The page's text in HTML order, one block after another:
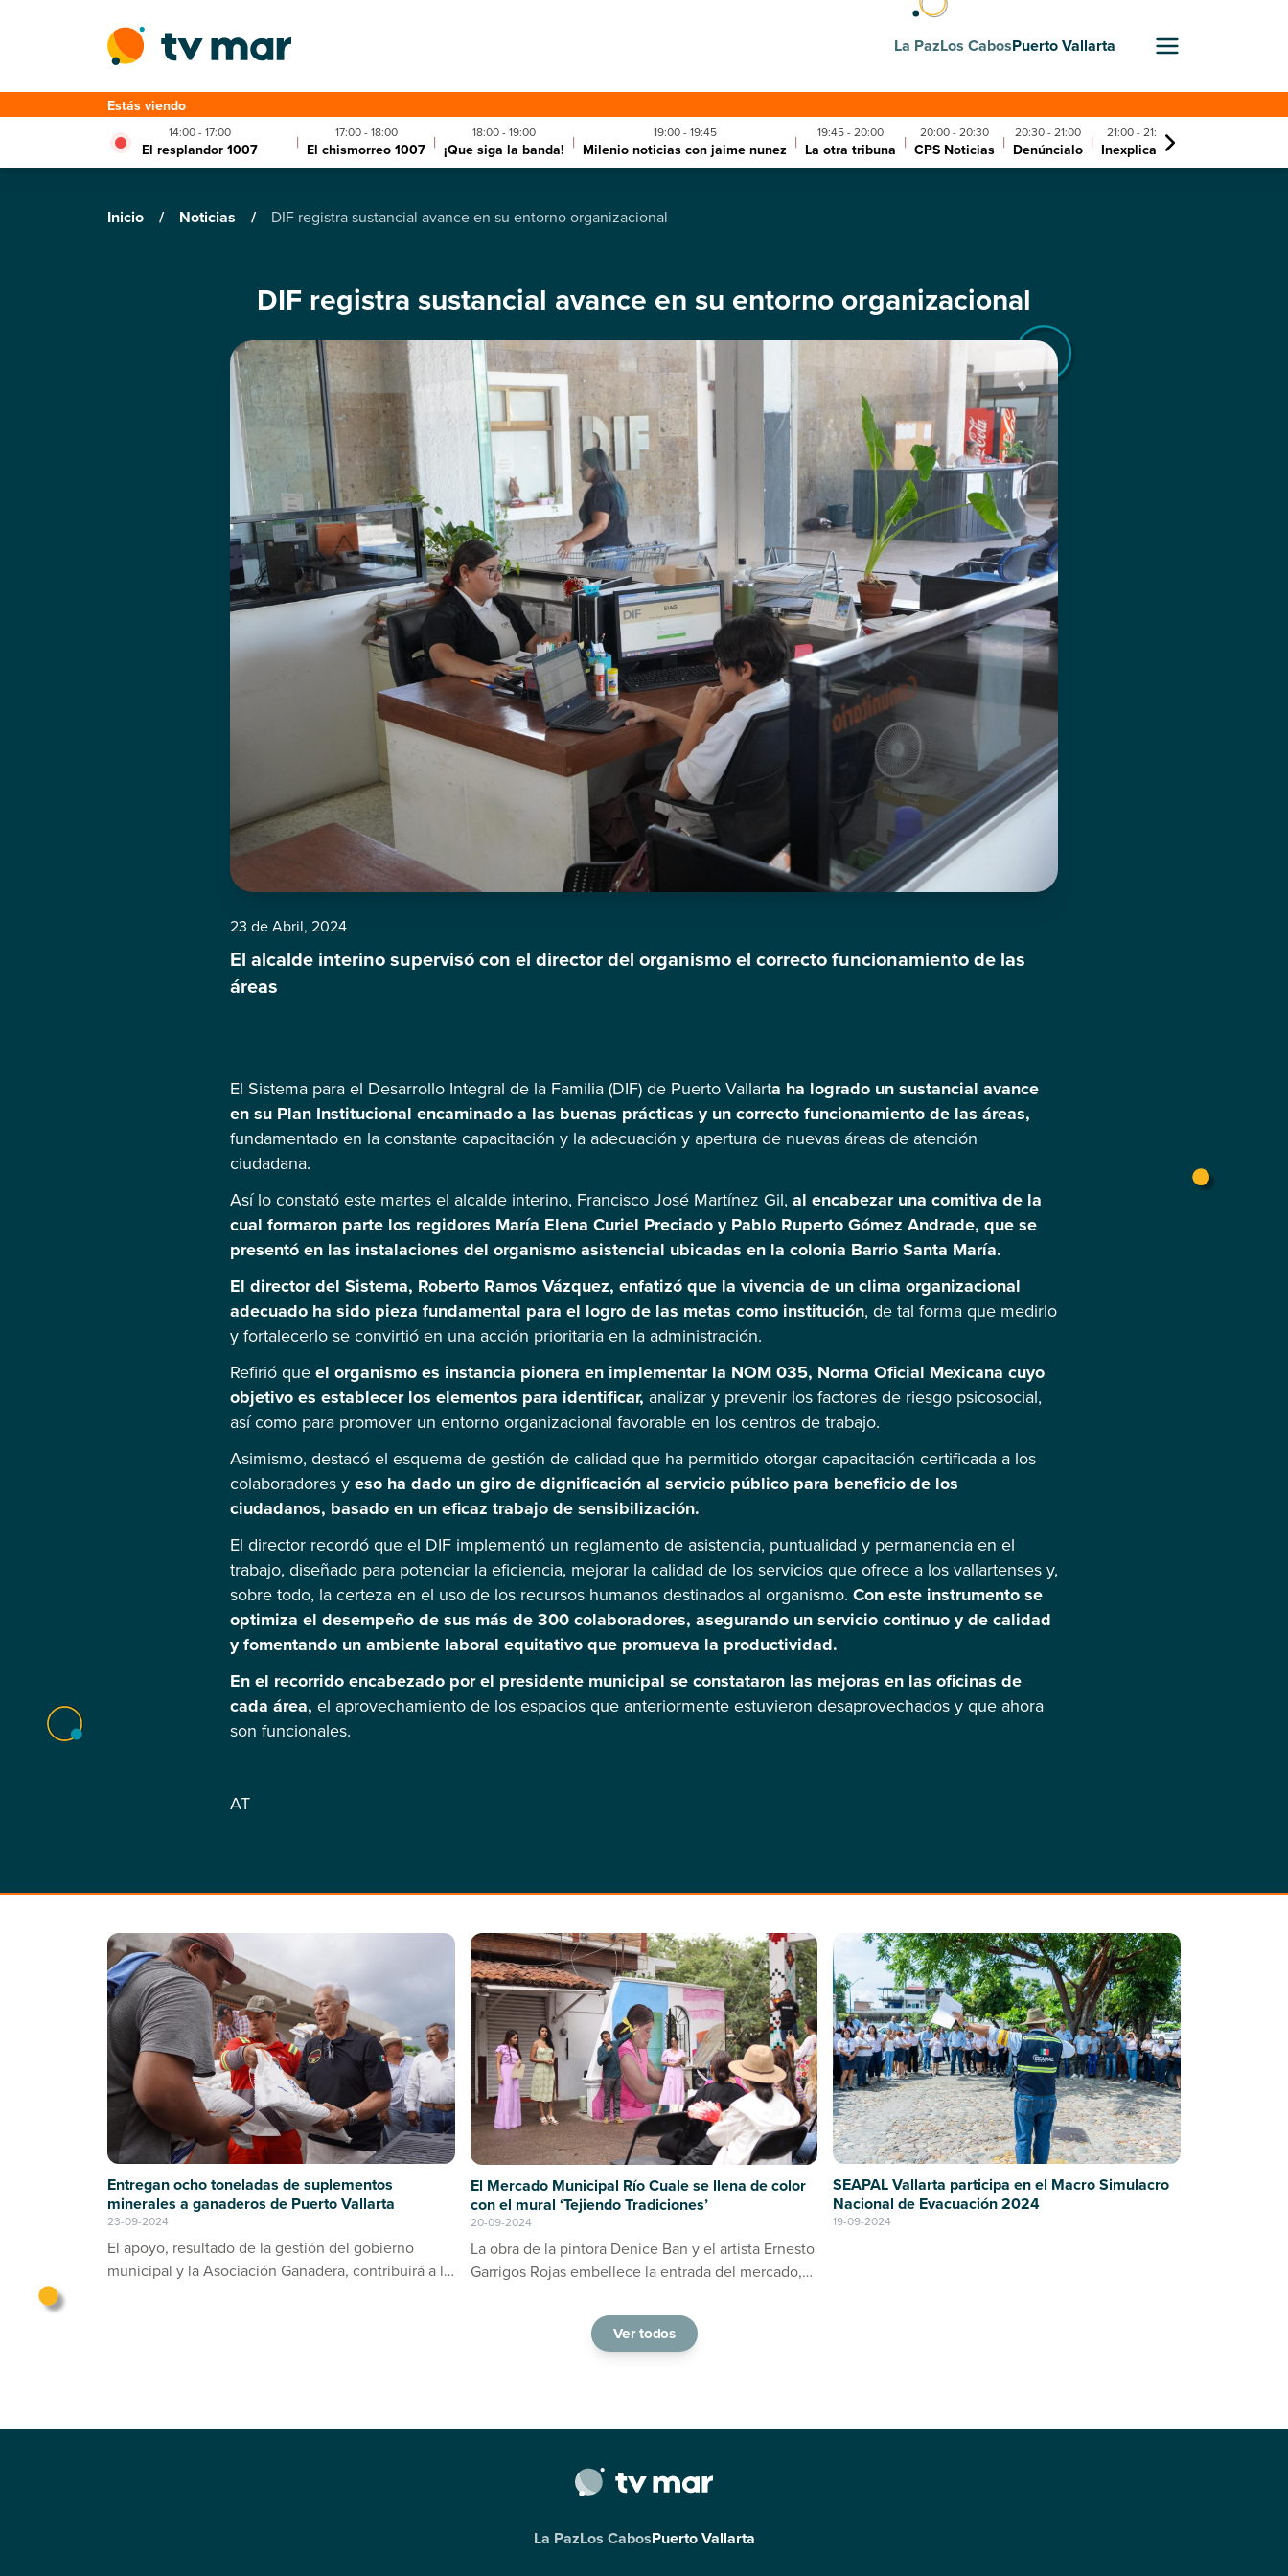
La PazLos CabosPuerto Vallarta
Estás viendo
14:00 - 17:00
El resplandor 1007 | 17:00 - 18:00
El chismorreo 1007 | 18:00 - 19:00
¡Que siga la banda! | 19:00 - 19:45
Milenio noticias con jaime nunez | 19:45 - 20:00
La otra tribuna | 20:00 - 20:30
CPS Noticias | 20:30 - 21:00
Denúncialo | 21:00 - 21:30
Inexplicable
Inicio / Noticias / DIF registra sustancial avance en su entorno organizacional
DIF registra sustancial avance en su entorno organizacional
23 de Abril, 2024
El alcalde interino supervisó con el director del organismo el correcto funcionamiento de las
áreas
El Sistema para el Desarrollo Integral de la Familia (DIF) de Puerto Vallarta ha logrado un sustancial avance
en su Plan Institucional encaminado a las buenas prácticas y un correcto funcionamiento de las áreas,
fundamentado en la constante capacitación y la adecuación y apertura de nuevas áreas de atención
ciudadana.
Así lo constató este martes el alcalde interino, Francisco José Martínez Gil, al encabezar una comitiva de la
cual formaron parte los regidores María Elena Curiel Preciado y Pablo Ruperto Gómez Andrade, que se
presentó en las instalaciones del organismo asistencial ubicadas en la colonia Barrio Santa María.
El director del Sistema, Roberto Ramos Vázquez, enfatizó que la vivencia de un clima organizacional
adecuado ha sido pieza fundamental para el logro de las metas como institución, de tal forma que medirlo
y fortalecerlo se convirtió en una acción prioritaria en la administración.
Refirió queel organismo es instancia pionera en implementar la NOM 035, Norma Oficial Mexicana cuyo
objetivo es establecer los elementos para identificar, analizar y prevenir los factores de riesgo psicosocial,
así como para promover un entorno organizacional favorable en los centros de trabajo.
Asimismo, destacó el esquema de gestión de calidad que ha permitido otorgar capacitación certificada a los
colaboradores yeso ha dado un giro de dignificación al servicio público para beneficio de los
ciudadanos, basado en un eficaz trabajo de sensibilización.
El director recordó que el DIF implementó un reglamento de asistencia, puntualidad y permanencia en el
trabajo, diseñado para potenciar la eficiencia, mejorar la calidad de los servicios que ofrece a los vallartenses y,
sobre todo, la certeza en el uso de los recursos humanos destinados al organismo. Con este instrumento se
optimiza el desempeño de sus más de 300 colaboradores, asegurando un servicio continuo y de calidad
y fomentando un ambiente laboral equitativo que promueva la productividad.
En el recorrido encabezado por el presidente municipal se constataron las mejoras en las oficinas de
cada área, el aprovechamiento de los espacios que anteriormente estuvieron desaprovechados y que ahora
son funcionales.
AT
Entregan ocho toneladas de suplementos
minerales a ganaderos de Puerto Vallarta
23-09-2024
El apoyo, resultado de la gestión del gobierno
municipal y la Asociación Ganadera, contribuirá a la
El Mercado Municipal Río Cuale se llena de color
con el mural ‘Tejiendo Tradiciones’
20-09-2024
La obra de la pintora Denice Ban y el artista Ernesto
Garrigos Rojas embellece la entrada del mercado,
SEAPAL Vallarta participa en el Macro Simulacro
Nacional de Evacuación 2024
19-09-2024
Ver todos
La PazLos CabosPuerto Vallarta